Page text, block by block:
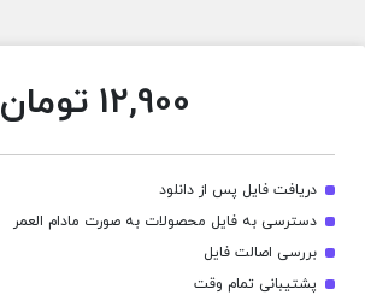
12,900 تومان
دریافت فایل پس از دانلود
دسترسی به فایل محصولات به صورت مادام العمر
بررسی اصالت فایل
پشتیبانی تمام وقت